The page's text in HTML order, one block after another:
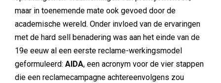
maar in toenemende mate ook gevoed door de
academische wereld. Onder invloed van de ervaringen
met de hard sell benadering was aan het einde van de
19e eeuw al een eerste reclame-werkingsmodel
geformuleerd: AIDA, een acronym voor de vier stappen
die een reclamecampagne achtereenvolgens zou